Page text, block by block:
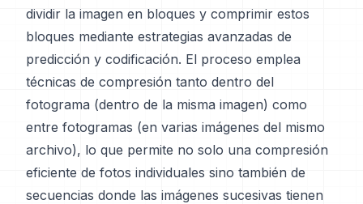
dividir la imagen en bloques y comprimir estos
bloques mediante estrategias avanzadas de
predicción y codificación. El proceso emplea
técnicas de compresión tanto dentro del
fotograma (dentro de la misma imagen) como
entre fotogramas (en varias imágenes del mismo
archivo), lo que permite no solo una compresión
eficiente de fotos individuales sino también de
secuencias donde las imágenes sucesivas tienen